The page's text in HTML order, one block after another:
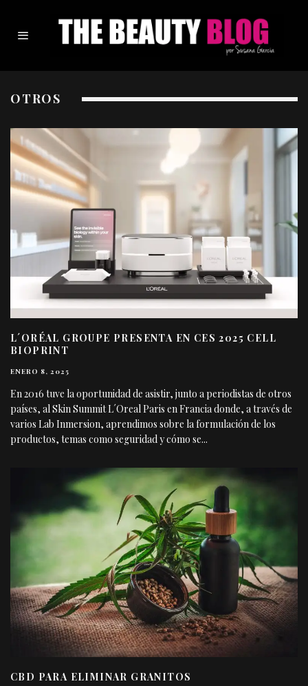
OTROS
L´ORÉAL GROUPE PRESENTA EN CES 2025 CELL
BIOPRINT
ENERO 8, 2025
En 2016 tuve la oportunidad de asistir, junto a periodistas de otros
países, al Skin Summit L´Oreal Paris en Francia donde, a través de
varios Lab Inmersion, aprendimos sobre la formulación de los
productos, temas como seguridad y cómo se...
CBD PARA ELIMINAR GRANITOS